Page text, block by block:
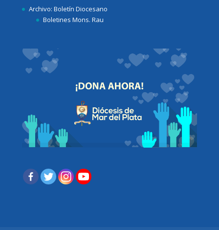
Archivo: Boletín Diocesano
Boletines Mons. Rau